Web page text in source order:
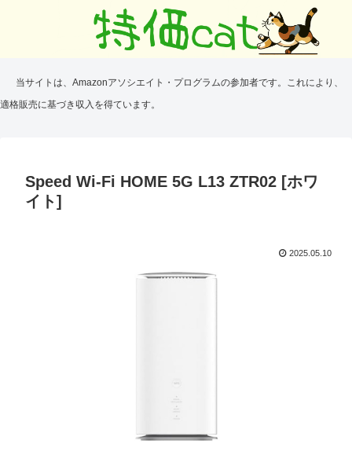
当サイトは、Amazonアソシエイト・プログラムの参加者です。これにより、
適格販売に基づき収入を得ています。
Speed Wi-Fi HOME 5G L13 ZTR02 [ホワ
イト]
2025.05.10